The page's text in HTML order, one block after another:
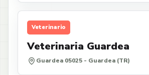
Veterinario
Veterinaria Guardea
Guardea 05025 - Guardea (TR)